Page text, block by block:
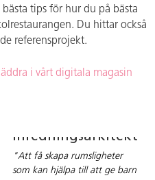
tips för hur du på bästa
Du hittar också
referensprojekt.
i vårt digitala magasin
inredningsarkitekt
"Att få skapa rumsligheter
som kan hjälpa till att ge barn